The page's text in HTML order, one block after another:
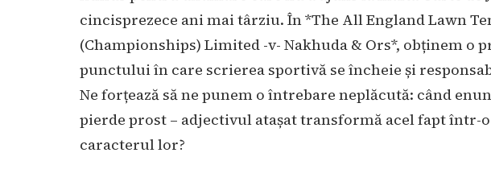
cincisprezece ani mai târziu. În *The All England Lawn
(Championships) Limited -v- Nakhuda & Ors*, obținem o
punctului în care scrierea sportivă se încheie și
Ne forțează să ne punem o întrebare neplăcută: când
pierde prost – adjectivul atașat transformă acel fapt într-
caracterul lor?